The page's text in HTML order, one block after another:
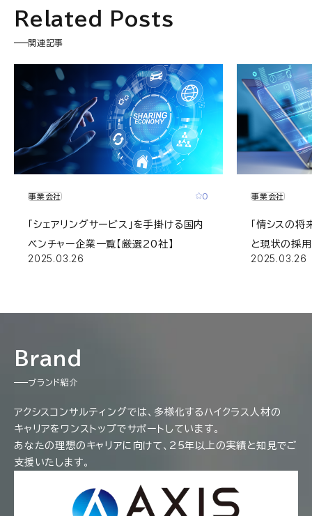
Related Posts
関連記事
事業会社 0
「シェアリングサービス」を手掛ける国内
ベンチャー企業一覧【厳選20社】
2025.03.26
事業会社
「情シスの
と現状の採
2025.03.26
Brand
ブランド紹介
アクシスコンサルティングでは、多様化するハイクラス人材の
キャリアをワンストップでサポートしています。
あなたの理想のキャリアに向けて、25年以上の実績と知見でご
支援いたします。